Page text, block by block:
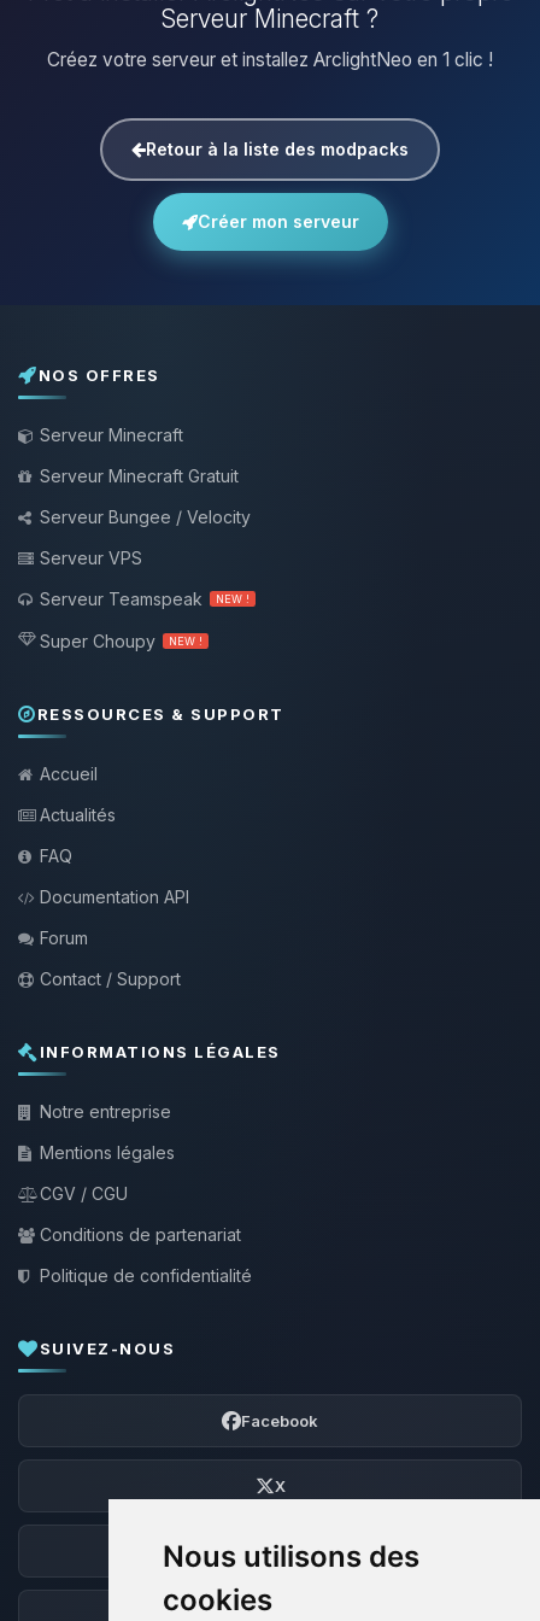
Nous utilisons des
cookies
Serveur Minecraft ?
Créez votre serveur et installez ArclightNeo en 1 clic !
Retour à la liste des modpacks
Créer mon serveur
NOS OFFRES
Serveur Minecraft
Serveur Minecraft Gratuit
Serveur Bungee / Velocity
Serveur VPS
Serveur Teamspeak
NEW !
Super Choupy NEW !
RESSOURCES & SUPPORT
Accueil
Actualités
FAQ
Documentation API
Forum
Contact / Support
INFORMATIONS LÉGALES
Notre entreprise
Mentions légales
CGV / CGU
Conditions de partenariat
Politique de confidentialité
SUIVEZ-NOUS
Facebook
X
Discord
Forum